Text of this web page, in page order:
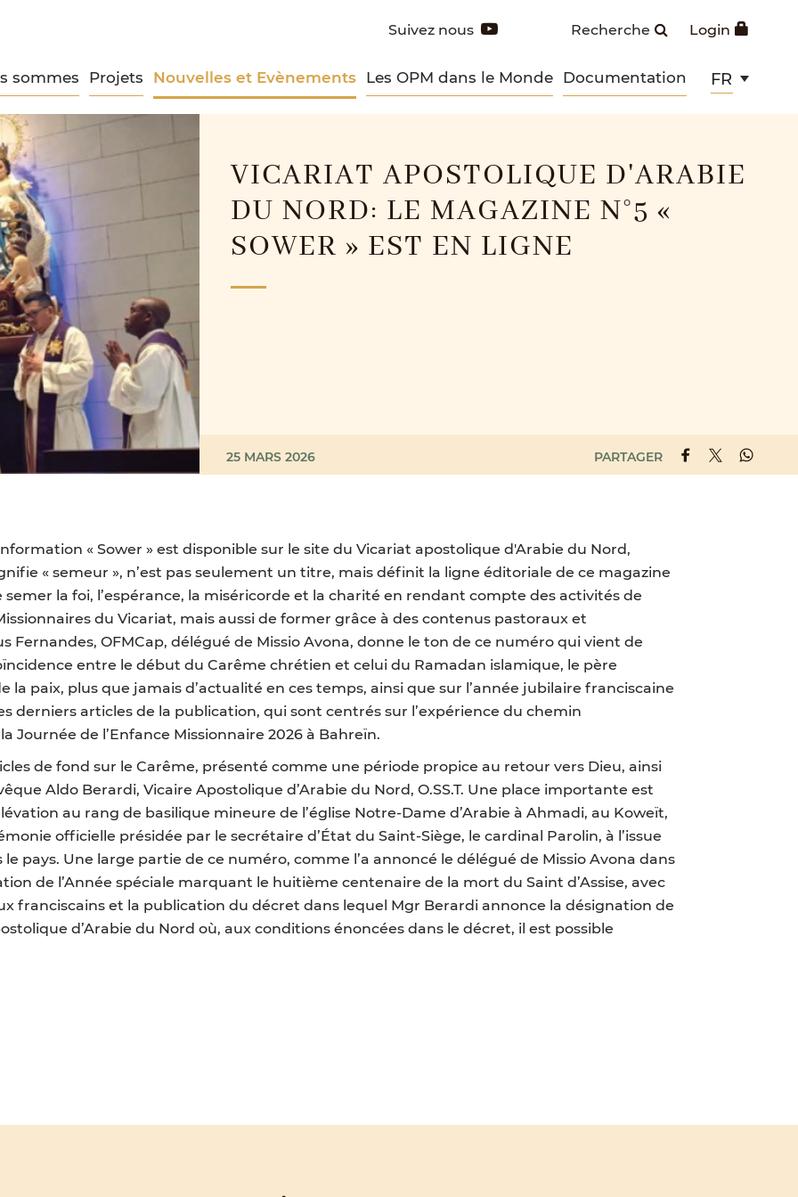
Login
Recherche
Suivez nous
sommes Projets Nouvelles et Evènements Les OPM dans le Monde Documentation FR
VICARIAT APOSTOLIQUE D'ARABIE
DU NORD: LE MAGAZINE N°5 «
SOWER » EST EN LIGNE
25 MARS 2026 PARTAGER
« Sower » est disponible sur le site du Vicariat apostolique d'Arabie du Nord,
« semeur », n’est pas seulement un titre, mais définit la ligne éditoriale de ce magazine
la foi, l’espérance, la miséricorde et la charité en rendant compte des activités de
du Vicariat, mais aussi de former grâce à des contenus pastoraux et
Fernandes, OFMCap, délégué de Missio Avona, donne le ton de ce numéro qui vient de
entre le début du Carême chrétien et celui du Ramadan islamique, le père
la paix, plus que jamais d’actualité en ces temps, ainsi que sur l’année jubilaire franciscaine
derniers articles de la publication, qui sont centrés sur l’expérience du chemin
de l’Enfance Missionnaire 2026 à Bahreïn.
de fond sur le Carême, présenté comme une période propice au retour vers Dieu, ainsi
Aldo Berardi, Vicaire Apostolique d’Arabie du Nord, O.SS.T. Une place importante est
au rang de basilique mineure de l’église Notre-Dame d’Arabie à Ahmadi, au Koweït,
officielle présidée par le secrétaire d’État du Saint-Siège, le cardinal Parolin, à l’issue
pays. Une large partie de ce numéro, comme l’a annoncé le délégué de Missio Avona dans
de l’Année spéciale marquant le huitième centenaire de la mort du Saint d’Assise, avec
franciscains et la publication du décret dans lequel Mgr Berardi annonce la désignation de
d’Arabie du Nord où, aux conditions énoncées dans le décret, il est possible